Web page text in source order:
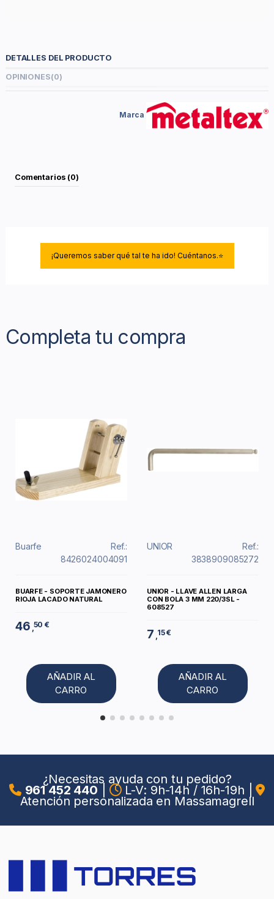
DETALLES DEL PRODUCTO
OPINIONES(0)
Marca
Comentarios (0)
¡Queremos saber qué tal te ha ido! Cuéntanos.⭐
Completa tu compra
Buarfe
Ref.:
8426024004091
BUARFE - SOPORTE JAMONERO
RIOJA LACADO NATURAL
46 ,50 €
AÑADIR AL
CARRO
UNIOR
Ref.:
3838909085272
UNIOR - LLAVE ALLEN LARGA
CON BOLA 3 MM 220/3SL -
608527
7 ,15 €
AÑADIR AL
CARRO
¿Necesitas ayuda con tu pedido?
961 452 440 L-V: 9h-14h / 16h-19h
Atención personalizada en Massamagrell